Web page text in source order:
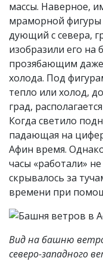
массы. Наверное,
мраморной
дующий с севера,
изобразили его
прозябающим
холода. Под
тепло или холод,
град,
Когда светило
падающая на
Афин время.
часы «работали»
скрывалось за
времени при
Вид на башню
северо-западного